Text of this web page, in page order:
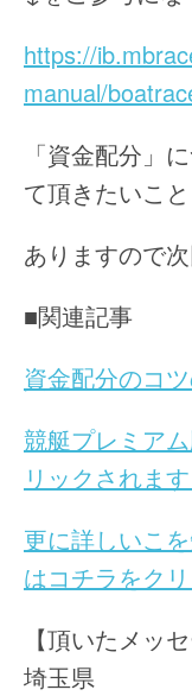
https://
manual/
「資金配分」
て頂きたいこ
ありますので
■関連記事
資金配分のコ
競艇プレミア
リックされま
更に詳しいこ
はコチラをク
【頂いたメッ
埼玉県